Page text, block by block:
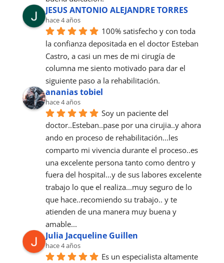
JESUS ANTONIO ALEJANDRE TORRES
hace 4 años
100% satisfecho y con toda
la confianza depositada en el doctor Esteban
Castro, a casi un mes de mi cirugía de
columna me siento motivado para dar el
siguiente paso a la rehabilitación.
ananias tobiel
hace 4 años
Soy un paciente del
doctor..Esteban..pase por una cirujia..y ahora
ando en proceso de rehabilitación...les
comparto mi vivencia durante el proceso..es
una excelente persona tanto como dentro y
fuera del hospital...y de sus labores excelente
trabajo lo que el realiza...muy seguro de lo
que hace..recomiendo su trabajo.. y te
atienden de una manera muy buena y
amable...
Julia Jacqueline Guillen
hace 4 años
Es un especialista altamente